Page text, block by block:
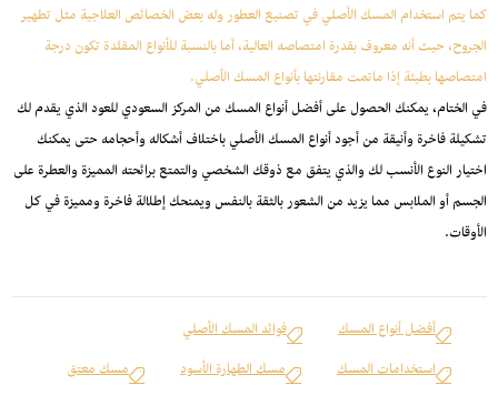
كما يتم استخدام المسك الأصلي في تصنيع العطور وله بعض الخصائص العلاجية مثل تطهير
الجروح، حيث أنه معروف بقدرة امتصاصه العالية، أما بالنسبة للأنواع المقلدة تكون درجة
امتصاصها بطيئة إذا ماتمت مقارنتها بأنواع المسك الأصلي.
في الختام، يمكنك الحصول على أفضل أنواع المسك من المركز السعودي للعود الذي يقدم لك
تشكيلة فاخرة وأنيقة من أجود أنواع المسك الأصلي باختلاف أشكاله وأحجامه حتى يمكنك
اختيار النوع الأنسب لك والذي يتفق مع ذوقك الشخصي والتمتع برائحته المميزة والعطرة على
الجسم أو الملابس مما يزيد من الشعور بالثقة بالنفس ويمنحك إطلالة فاخرة ومميزة في كل
الأوقات.
أفضل أنواع المسك
فوائد المسك الأصلي
استخدامات المسك
مسك الطهارة الأسود مسك معتق